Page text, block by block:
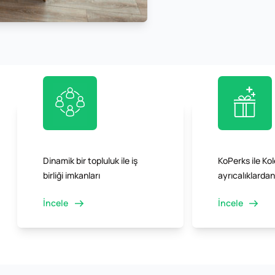
Dinamik bir topluluk ile iş
birliği imkanları
İncele
KoPerks ile
İncele